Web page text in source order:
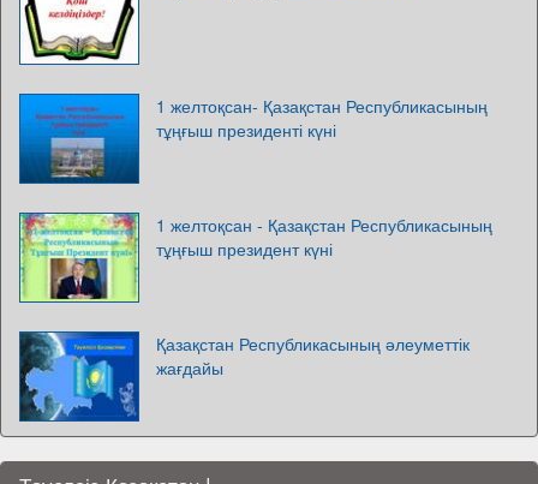
1 желтоқсан- Қазақстан Республикасының
тұңғыш президенті күні
1 желтоқсан - Қазақстан Республикасының
тұңғыш президент күні
Қазақстан Республикасының әлеуметтік
жағдайы